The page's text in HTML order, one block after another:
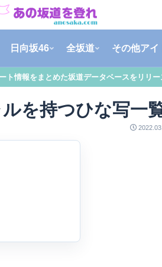
日向坂46 全坂道 その他アイ
ト情報をまとめた坂道データベースをリリー
を持つひな写一